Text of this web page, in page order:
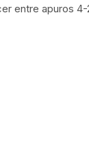
entre apuros